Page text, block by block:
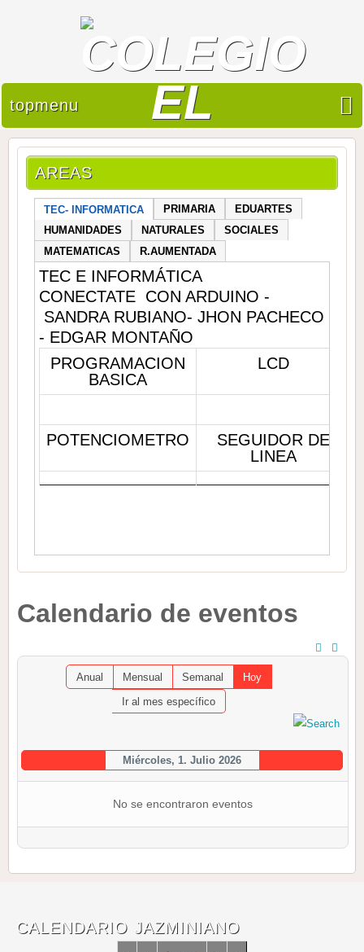
topmenu
AREAS
TEC- INFORMATICA PRIMARIA
EDUARTES
HUMANIDADES
NATURALES
SOCIALES
MATEMATICAS
R.AUMENTADA
TEC E INFORMÁTICA
CONECTATE CON ARDUINO -
SANDRA RUBIANO- JHON PACHECO
- EDGAR MONTAÑO
PROGRAMACION
BASICA
LCD
POTENCIOMETRO
SEGUIDOR DE
LINEA
Calendario de eventos
Anual Mensual Semanal
Hoy
Ir al mes específico
Miércoles, 1. Julio 2026
No se encontraron eventos
CALENDARIO JAZMINIANO